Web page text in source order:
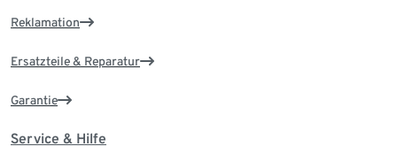
Reklamation
Ersatzteile & Reparatur
Garantie
Service & Hilfe